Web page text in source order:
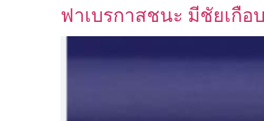
ฟาเบรกาสชนะ มีชัยเกือ